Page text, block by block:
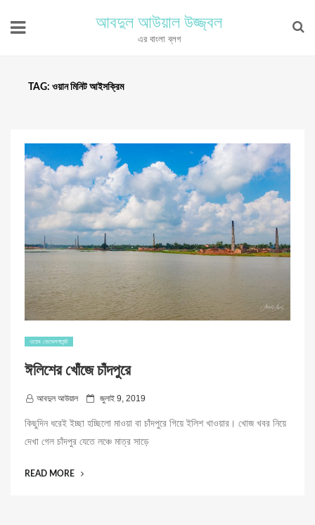
আবদুল আউয়াল উজ্জ্বল
এর বাংলা ব্লগ
TAG: ওয়ান মিনিট আইসক্রিম
ওয়েব ডেভেলপমেন্ট
ঈলিশের খোঁজে চাঁদপুরে
আবদুল আউয়াল
P জুলাই 9, 2019
কিছুদিন ধরেই ইচ্ছা হচ্ছিলো মাওয়া বা চাঁদপুরে গিয়ে ইলিশ খাওয়ার। খোজ খবর নিয়ে
দেখা গেল চাঁদপুর যেতে লঞ্চে মাত্র সাড়ে
READ MORE
“ঈলিশের